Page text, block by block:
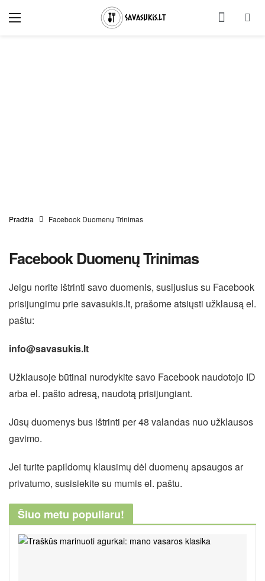
Pradžia Facebook Duomenų Trinimas
Facebook Duomenų Trinimas
Jeigu norite ištrinti savo duomenis, susijusius su Facebook
prisijungimu prie savasukis.lt, prašome atsiųsti užklausą el.
paštu:
info@savasukis.lt
Užklausoje būtinai nurodykite savo Facebook naudotojo ID
arba el. pašto adresą, naudotą prisijungiant.
Jūsų duomenys bus ištrinti per 48 valandas nuo užklausos
gavimo.
Jei turite papildomų klausimų dėl duomenų apsaugos ar
privatumo, susisiekite su mumis el. paštu.
Šiuo metu populiaru!